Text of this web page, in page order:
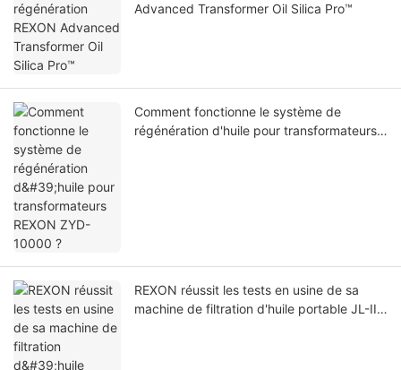
Advanced Transformer Oil Silica Pro™
Comment fonctionne le système de
régénération d'huile pour transformateurs
REXON réussit les tests en usine de sa
machine de filtration d'huile portable JL-III-